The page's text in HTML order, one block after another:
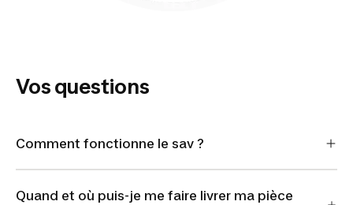
Vos questions
Comment fonctionne le sav ?
Quand et où puis-je me faire livrer ma pièce